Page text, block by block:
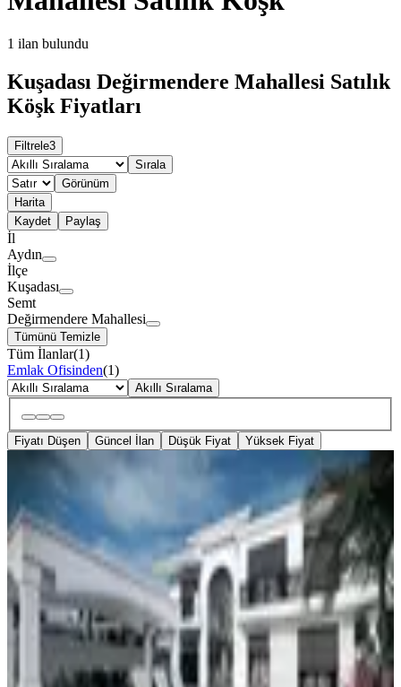
1 ilan bulundu
Kuşadası Değirmendere Mahallesi Satılık
Köşk Fiyatları
Filtrele3
Sırala
Görünüm
Harita
Kaydet
Paylaş
İl
Aydın
İlçe
Kuşadası
Semt
Değirmendere Mahallesi
Tümünü Temizle
Tüm İlanlar(1)
Emlak Ofisinden(1)
Akıllı Sıralama
Fiyatı Düşen Güncel İlan Düşük Fiyat Yüksek Fiyat
Full Manzara-güvenlik-hamam -
sauna-sinema Odası-özel Havuz-1000
M2 Bahçe-6+2-malikane
Kuşadası, Değirmendere Mahallesi
6+2 · 473 m²· 11.02.2025
75.000.000 ₺